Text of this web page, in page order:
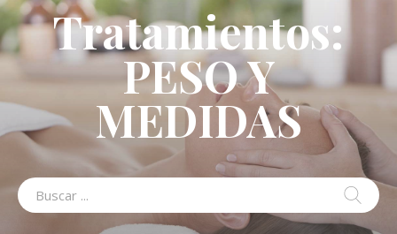
Tratamientos:
PESO Y
MEDIDAS